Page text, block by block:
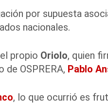
por supuesta
nacionales.
propio Oriolo, quien
de OSPRERA, Pablo
, lo que ocurrió es